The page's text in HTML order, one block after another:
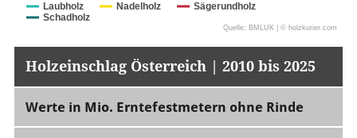
Laubholz Nadelholz
Sägerundholz
Schadholz
Quelle: BMLUK | © holzkurier.com
Holzeinschlag Österreich | 2010 bis 2025
Werte in Mio. Erntefestmetern ohne Rinde